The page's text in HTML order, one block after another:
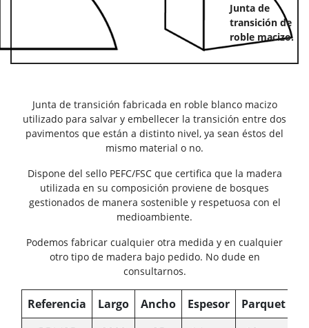
Junta de
transición de
roble macizo.
Junta de transición fabricada en roble blanco macizo
utilizado para salvar y embellecer la transición entre dos
pavimentos que están a distinto nivel, ya sean éstos del
mismo material o no.
Dispone del sello PEFC/FSC que certifica que la madera
utilizada en su composición proviene de bosques
gestionados de manera sostenible y respetuosa con el
medioambiente.
Podemos fabricar cualquier otra medida y en cualquier
otro tipo de madera bajo pedido. No dude en
consultarnos.
Referencia Largo Ancho Espesor
Parquet